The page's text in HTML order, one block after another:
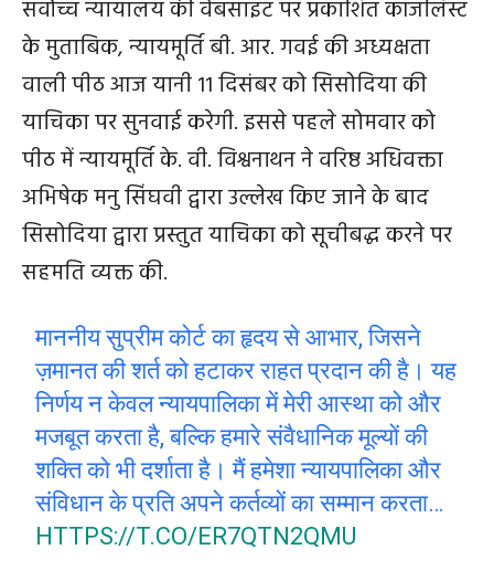
सर्वोच्च न्यायालय की वेबसाइट पर प्रकाशित कॉजलिस्ट
के मुताबिक, न्यायमूर्ति बी. आर. गवई की अध्यक्षता
वाली पीठ आज यानी 11 दिसंबर को सिसोदिया की
याचिका पर सुनवाई करेगी. इससे पहले सोमवार को
पीठ में न्यायमूर्ति के. वी. विश्वनाथन ने वरिष्ठ अधिवक्ता
अभिषेक मनु सिंघवी द्वारा उल्लेख किए जाने के बाद
सिसोदिया द्वारा प्रस्तुत याचिका को सूचीबद्ध करने पर
सहमति व्यक्त की.
माननीय सुप्रीम कोर्ट का हृदय से आभार, जिसने
ज़मानत की शर्त को हटाकर राहत प्रदान की है। यह
निर्णय न केवल न्यायपालिका में मेरी आस्था को और
मजबूत करता है, बल्कि हमारे संवैधानिक मूल्यों की
शक्ति को भी दर्शाता है। मैं हमेशा न्यायपालिका और
संविधान के प्रति अपने कर्तव्यों का सम्मान करता…
HTTPS://T.CO/ER7QTN2QMU